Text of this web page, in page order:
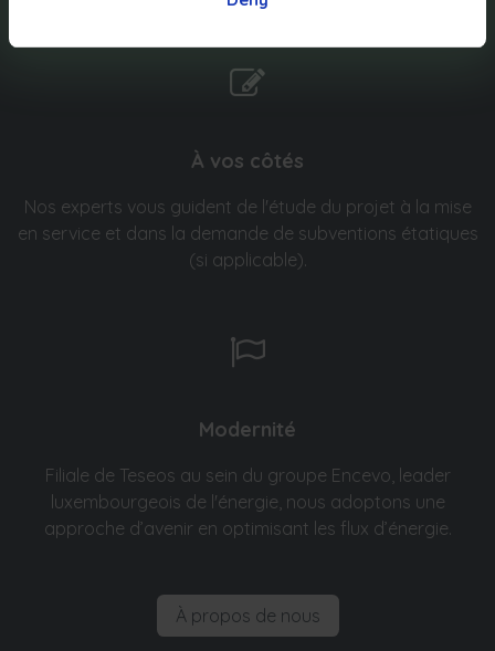
À vos côtés
Nos experts vous guident de l'étude du projet à la mise
en service et dans la demande de subventions étatiques
(si applicable).
Modernité
Filiale de Teseos au sein du groupe Encevo, leader
luxembourgeois de l'énergie, nous adoptons une
approche d’avenir en optimisant les flux d’énergie.
À propos de nous